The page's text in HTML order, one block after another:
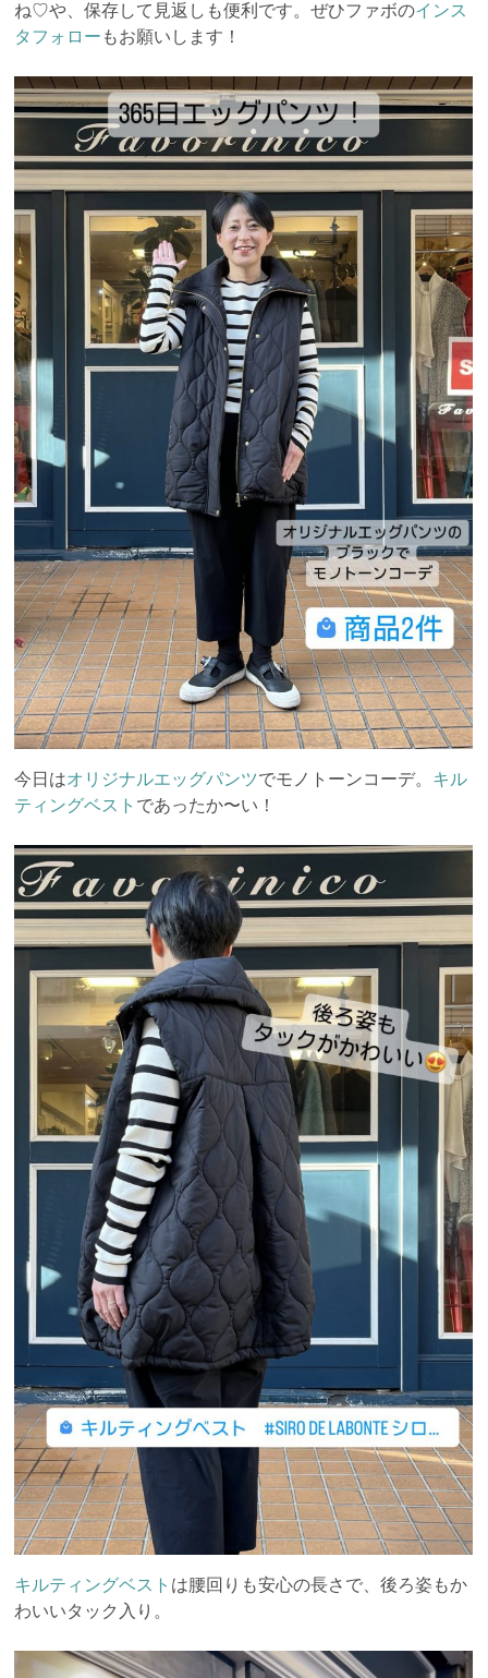
ね♡や、保存して見返しも便利です。ぜひファボのインス
タフォロー もお願いします！
今日はオリジナルエッグパンツでモノトーンコーデ。 キル
ティングベスト であったか〜い！
キルティングベスト は腰回りも安心の長さで、後ろ姿もか
わいいタック入り。